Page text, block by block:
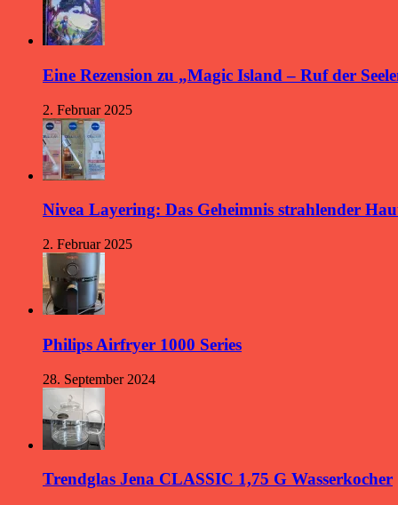
Eine Rezension zu „Magic Island – Ruf der
2. Februar 2025
Nivea Layering: Das Geheimnis strahlender
2. Februar 2025
Philips Airfryer 1000 Series
28. September 2024
Trendglas Jena CLASSIC 1,75 G Wasserkocher